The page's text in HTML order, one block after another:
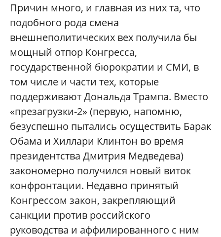
Причин много, и главная из них та, что
подобного рода смена
внешнеполитических вех получила бы
мощный отпор Конгресса,
государственной бюрократии и СМИ, в
том числе и части тех, которые
поддерживают Дональда Трампа. Вместо
«презагрузки-2» (первую, напомню,
безуспешно пытались осуществить Барак
Обама и Хиллари Клинтон во время
президентства Дмитрия Медведева)
закономерно получился новый виток
конфронтации. Недавно принятый
Конгрессом закон, закрепляющий
санкции против российского
руководства и аффилированного с ним